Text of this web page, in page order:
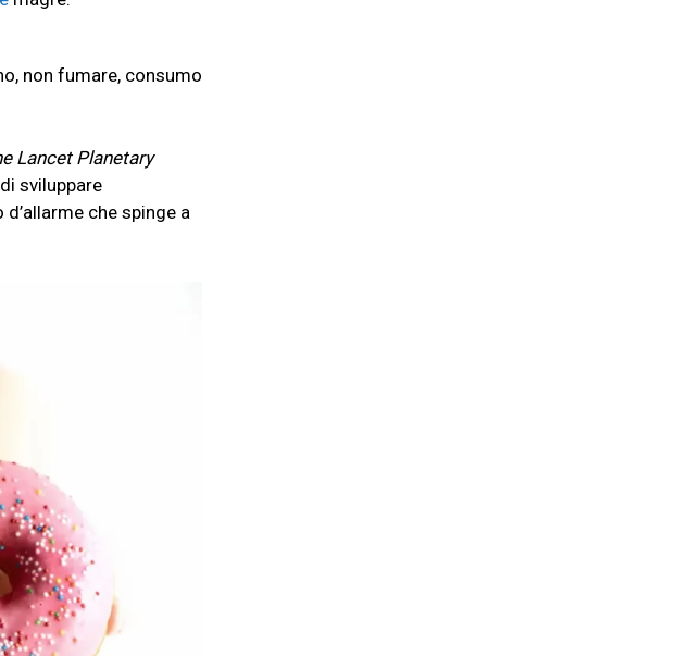
non fumare, consumo
Lancet Planetary
sviluppare
che spinge a